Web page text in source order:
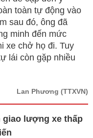
toàn tự động vào
sau đó, ông đã
minh đến mức
xe chở họ đi. Tuy
lái còn gặp nhiều
Lan Phương (TTXVN)
giao lượng xe thấp